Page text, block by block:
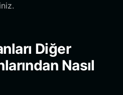
Diğer
Nasıl